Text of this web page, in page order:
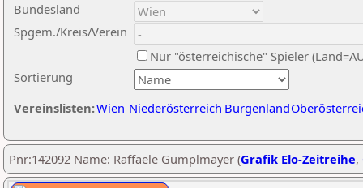
Sortierung
Bundesland
Spgem./Kreis/Verein
Nur "österreichische" Spieler
Vereinslisten:Wien Niederösterreich Burgenland
Pnr:142092 Name: Raffaele Gumplmayer (Grafik Elo-Zeitreihe,